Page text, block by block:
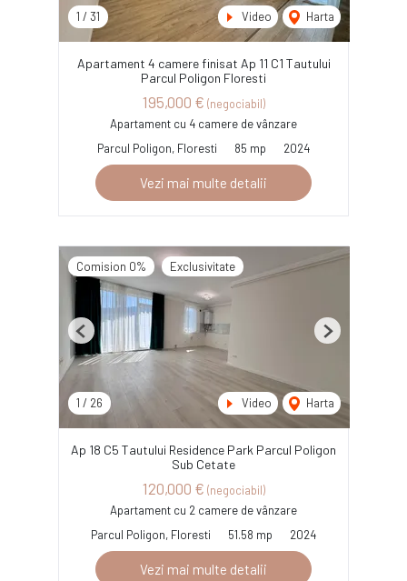
1 / 31 Video Harta
Apartament 4 camere finisat Ap 11 C1 Tautului
Parcul Poligon Floresti
195,000 € (negociabil)
Apartament cu 4 camere de vânzare
Parcul Poligon, Floresti
85 mp 2024
Vezi mai multe detalii
Comision 0% Exclusivitate
1 / 26 Video Harta
Previous Next
Ap 18 C5 Tautului Residence Park Parcul Poligon
Sub Cetate
120,000 € (negociabil)
Apartament cu 2 camere de vânzare
Parcul Poligon, Floresti
51.58 mp 2024
Vezi mai multe detalii